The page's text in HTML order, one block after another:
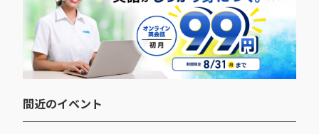
間近のイベント​